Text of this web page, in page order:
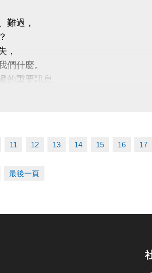
zh_TW/news/pageID/1/
難過，
，
們什麼。
的重要訊息
11 12 13 14 15 16 17
最後一頁